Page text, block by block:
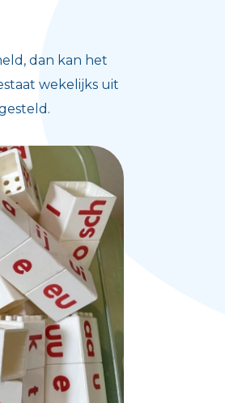
dan kan het
wekelijks uit